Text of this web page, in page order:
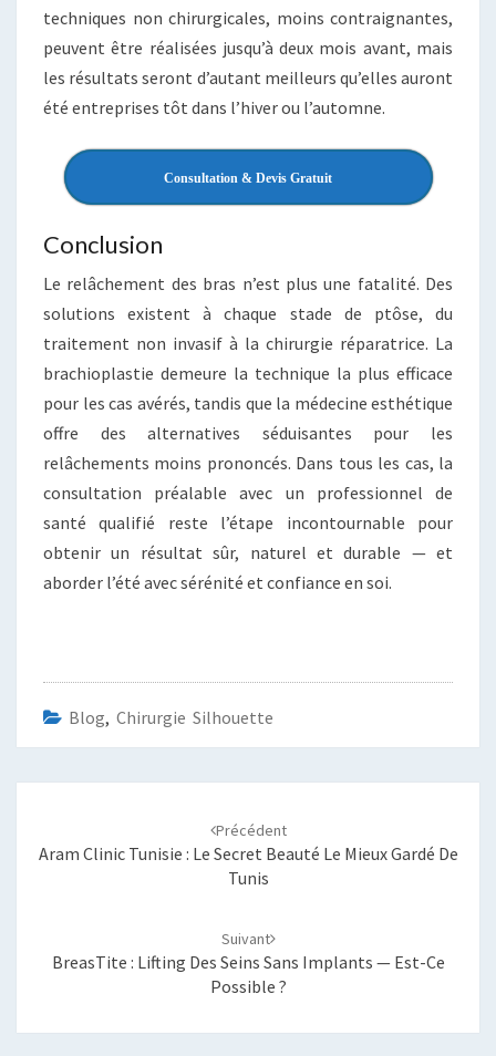
techniques non chirurgicales, moins contraignantes,
peuvent être réalisées jusqu’à deux mois avant, mais
les résultats seront d’autant meilleurs qu’elles auront
été entreprises tôt dans l’hiver ou l’automne.
Consultation & Devis Gratuit
Conclusion
Le relâchement des bras n’est plus une fatalité. Des
solutions existent à chaque stade de ptôse, du
traitement non invasif à la chirurgie réparatrice. La
brachioplastie demeure la technique la plus efficace
pour les cas avérés, tandis que la médecine esthétique
offre des alternatives séduisantes pour les
relâchements moins prononcés. Dans tous les cas, la
consultation préalable avec un professionnel de
santé qualifié reste l’étape incontournable pour
obtenir un résultat sûr, naturel et durable — et
aborder l’été avec sérénité et confiance en soi.
Blog, Chirurgie Silhouette
Précédent
Aram Clinic Tunisie : Le Secret Beauté Le Mieux Gardé De
Tunis
Suivant
BreasTite : Lifting Des Seins Sans Implants — Est-Ce
Possible ?